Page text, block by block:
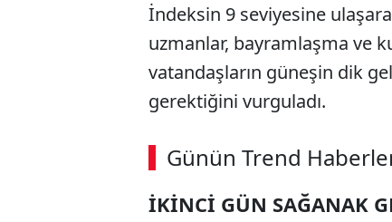
İndeksin 9 seviyesine
uzmanlar, bayramlaşma ve
vatandaşların güneşin dik
gerektiğini vurguladı.
Günün Trend
İKİNCİ GÜN SAĞANAK